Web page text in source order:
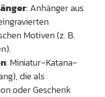
: Anhänger aus
Motiven (z. B.
: Miniatur-Katana-
die als
oder Geschenk